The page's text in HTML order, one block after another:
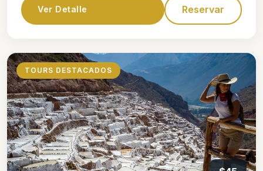
Ver Detalle Reservar
TOURS DESTACADOS